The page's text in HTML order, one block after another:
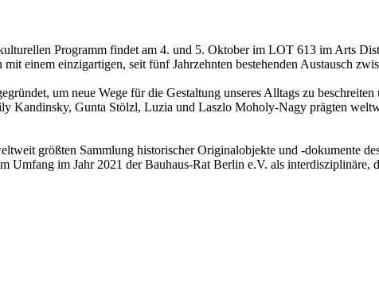
Programm findet am 4. und 5. Oktober im LOT 613 im Arts
einem einzigartigen, seit fünf Jahrzehnten bestehenden Austausch
um neue Wege für die Gestaltung unseres Alltags zu
Kandinsky, Gunta Stölzl, Luzia und Laszlo Moholy-Nagy prägten
größten Sammlung historischer Originalobjekte und -dokumente
Umfang im Jahr 2021 der Bauhaus-Rat Berlin e.V. als